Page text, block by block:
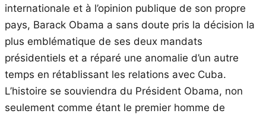
internationale et à l’opinion publique de son propre
pays, Barack Obama a sans doute pris la décision la
plus emblématique de ses deux mandats
présidentiels et a réparé une anomalie d’un autre
temps en rétablissant les relations avec Cuba.
L’histoire se souviendra du Président Obama, non
seulement comme étant le premier homme de